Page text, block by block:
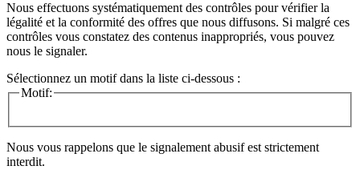
Nous effectuons systématiquement des contrôles pour vérifier la
légalité et la conformité des offres que nous diffusons. Si malgré ces
contrôles vous constatez des contenus inappropriés, vous pouvez
nous le signaler.
Sélectionnez un motif dans la liste ci-dessous :
Motif:
Nous vous rappelons que le signalement abusif est strictement
interdit.